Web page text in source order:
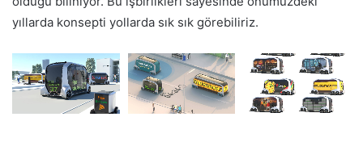
yıllarda konsepti yollarda sık sık görebiliriz.